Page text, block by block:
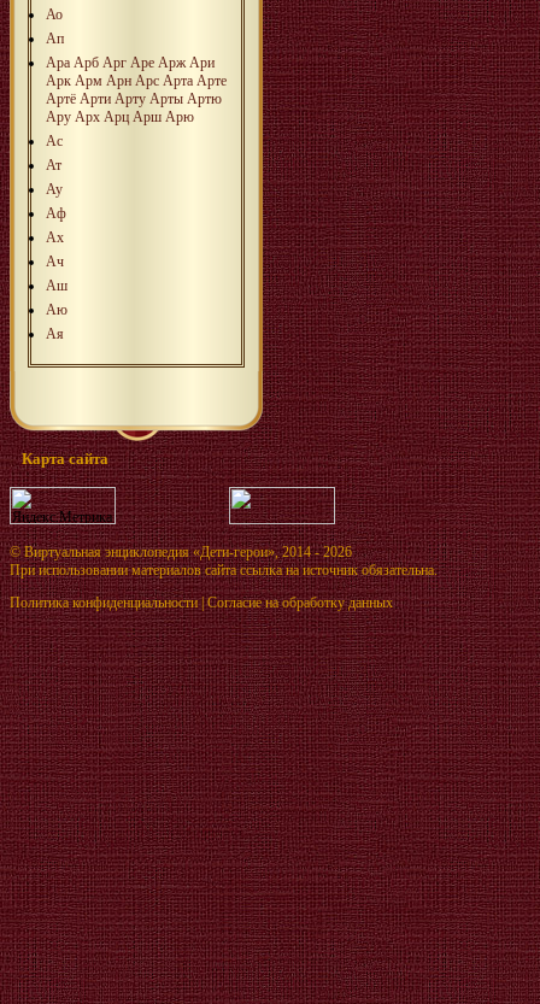
Ао
Ап
Ара Арб Арг Аре Арж Ари
Арк Арм Арн Арс Арта Арте
Артё Арти Арту Арты Артю
Ару Арх Арц Арш Арю
Ас
Ат
Ау
Аф
Ах
Ач
Аш
Аю
Ая
Карта сайта
©Виртуальная энциклопедия «Дети-герои», 2014 - 2026
При использовании материалов сайта ссылка на источник обязательна.
Политика конфиденциальности|Согласие на обработку данных